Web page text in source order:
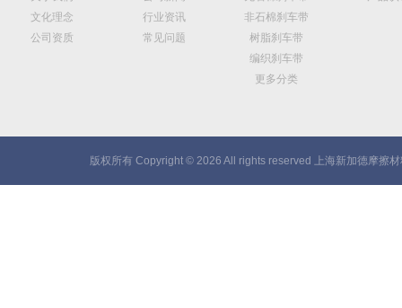
文化理念
公司资质
行业资讯
常见问题
非石棉刹车带
树脂刹车带
编织刹车带
更多分类
版权所有 Copyright © 2026 All rights reserved 上海新加德摩擦